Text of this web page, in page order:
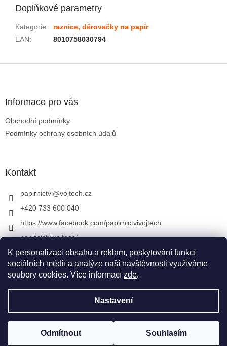
K personalizaci obsahu a reklam, poskytování funkcí
sociálních médií a analýze naší návštěvnosti využíváme
soubory cookies. Více informací zde.
Nastavení
Odmítnout Souhlasím
Doplňkové parametry
Kategorie:
raznice, děrovačky na papír
EAN: 8010758030794
Informace pro vás
Obchodní podmínky
Podmínky ochrany osobních údajů
Kontakt
papirnictvi@vojtech.cz
+420 733 600 040
https://www.facebook.com/papirnictvivojtech
papirnictvivojtech/
+420 733 600 040
Vytvořil Shoptet&
Papírnictví VojTech
vyhrazena.
Upravit nastavení cookies